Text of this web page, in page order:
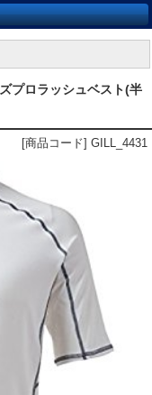
プロラッシュベスト(半
[商品コード] GILL_4431